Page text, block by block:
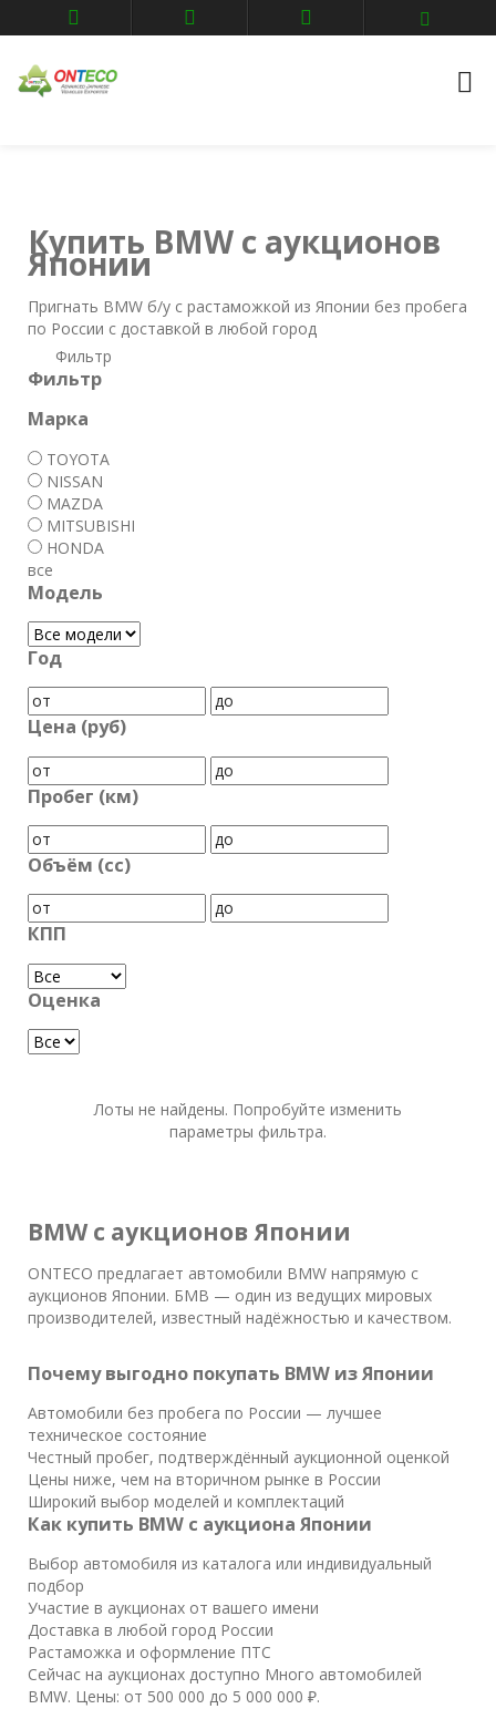
Главная
Авто аукционы
Купить BMW с аукционов
Японии
Пригнать BMW б/у с растаможкой из Японии без пробега
по России с доставкой в любой город
Фильтр
Фильтр
Марка
TOYOTA
NISSAN
MAZDA
MITSUBISHI
HONDA
все
Модель
Год
Цена (руб)
Пробег (км)
Объём (cc)
КПП
Оценка
Лоты не найдены. Попробуйте изменить
параметры фильтра.
BMW с аукционов Японии
ONTECO предлагает автомобили BMW напрямую с
аукционов Японии. БМВ — один из ведущих мировых
производителей, известный надёжностью и качеством.
Почему выгодно покупать BMW из Японии
Автомобили без пробега по России — лучшее
техническое состояние
Честный пробег, подтверждённый аукционной оценкой
Цены ниже, чем на вторичном рынке в России
Широкий выбор моделей и комплектаций
Как купить BMW с аукциона Японии
Выбор автомобиля из каталога или индивидуальный
подбор
Участие в аукционах от вашего имени
Доставка в любой город России
Растаможка и оформление ПТС
Сейчас на аукционах доступно Много автомобилей
BMW. Цены: от 500 000 до 5 000 000 ₽.